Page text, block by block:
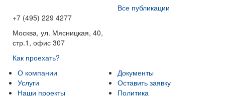
Все публикации
+7 (495) 229 4277
Москва, ул. Мясницкая, 40,
стр.1, офис 307
Как проехать?
О компании
Услуги
Наши проекты
Документы
Оставить заявку
Политика